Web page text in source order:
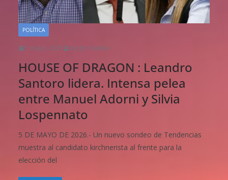
POLÍTICA
5 mayo, 2025 Sergio Stadius
HOUSE OF DRAGON : Leandro
Santoro lidera. Intensa pelea
entre Manuel Adorni y Silvia
Lospennato
5 DE MAYO DE 2026.- Un nuevo sondeo de Tendencias
muestra al candidato kirchnerista al frente para la
elección del